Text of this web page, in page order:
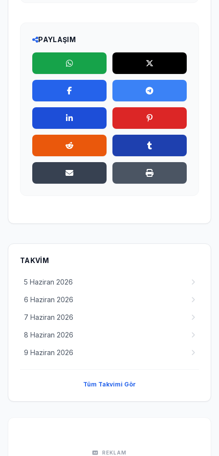
PAYLAŞIM
TAKVIM
5 Haziran 2026
6 Haziran 2026
7 Haziran 2026
8 Haziran 2026
9 Haziran 2026
Tüm Takvimi Gör
REKLAM